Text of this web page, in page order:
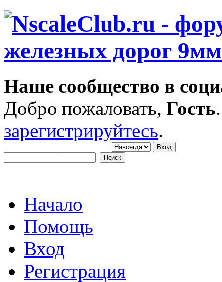
Наше сообщество в
Добро пожаловать, Гость
зарегистрируйтесь.
Начало
Помощь
Вход
Регистрация